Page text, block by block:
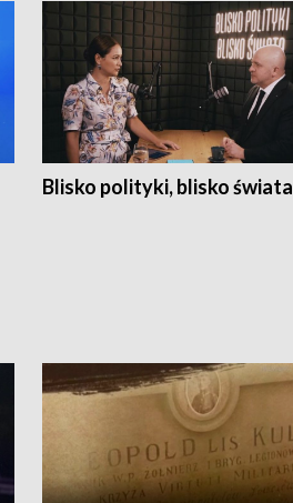
Blisko polityki, blisko świata